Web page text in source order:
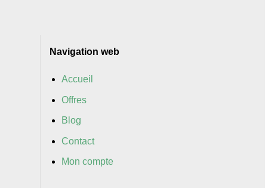
Navigation web
Accueil
Offres
Blog
Contact
Mon compte